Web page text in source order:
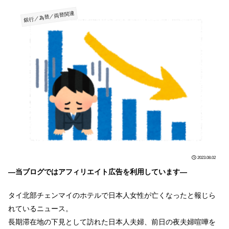
銀行／為替／両替関連
2023.08.02
―当ブログではアフィリエイト広告を利用しています―
タイ北部チェンマイのホテルで日本人女性が亡くなったと報じら
れているニュース。
長期滞在地の下見として訪れた日本人夫婦、前日の夜夫婦喧嘩を